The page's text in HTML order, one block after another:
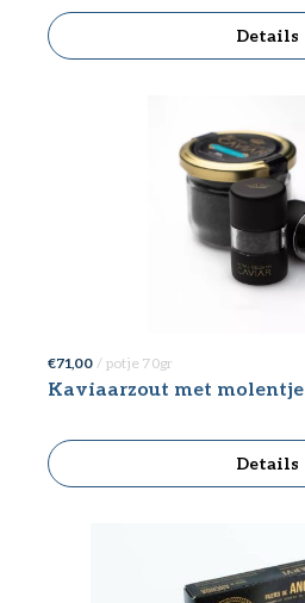
Details
€ 71,00 / potje 70gr
Kaviaarzout met molentje
Details